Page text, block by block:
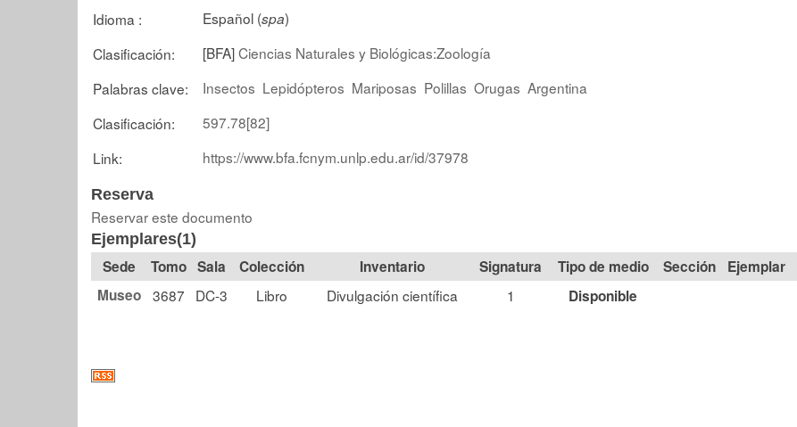
Idioma : Español (spa)
Clasificación:
[BFA]Ciencias Naturales y Biológicas:Zoología
Palabras clave:
Insectos Lepidópteros Mariposas Polillas Orugas Argentina
Clasificación:
597.78[82]
Link:
https://www.bfa.fcnym.unlp.edu.ar/id/37978
Reserva
Reservar este documento
Ejemplares(1)
Tomo Sala Colección Signatura Tipo de medio Sección
Museo 3687 DC-3 Libro Divulgación científica 1 Disponible